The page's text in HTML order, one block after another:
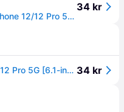
UAG [U] Protective Case for iPhone 12/12 Pro 5G [6.1-inch] - Anchor Dusty Rose - baksidedeksel for mobiltelefon (11235M314848)
34 kr
[U] Protective Case for iPhone 12/12 Pro 5G [6.1-inch] - Anchor Dusty Rose - Baksidedeksel for mobiltelefon - matt, støvet rosa - 6.1 - for Apple iPhone 12, 12 Pro 34 kr